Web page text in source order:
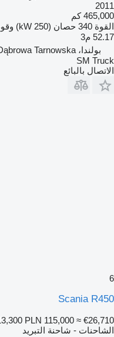
2011
465,000 كم
القوة 340 حصان (250 kW)
52.17 م3
بولندا، Dąbrowa Tarnowska
SM Truck
الاتصال بالبائع
6
Scania R450
PLN 115,000 ≈ €26,710
الشاحنات - شاحنة التبريد